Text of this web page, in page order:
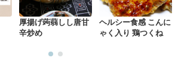
厚揚げ蒟蒻しし唐甘
辛炒め
ヘルシー食感 こんに
ゃく入り 鶏つくね